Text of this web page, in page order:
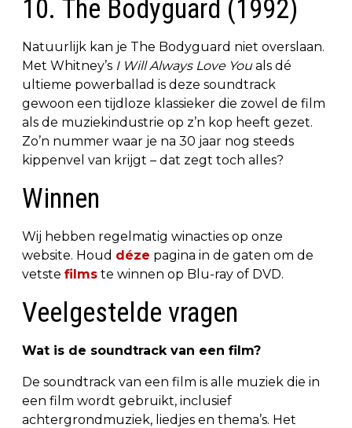
10. The Bodyguard (1992)
Natuurlijk kan je The Bodyguard niet overslaan.
Met Whitney’s I Will Always Love You als dé
ultieme powerballad is deze soundtrack
gewoon een tijdloze klassieker die zowel de film
als de muziekindustrie op z’n kop heeft gezet.
Zo’n nummer waar je na 30 jaar nog steeds
kippenvel van krijgt – dat zegt toch alles?
Winnen
Wij hebben regelmatig winacties op onze
website. Houd déze pagina in de gaten om de
vetste films te winnen op Blu-ray of DVD.
Veelgestelde vragen
Wat is de soundtrack van een film?
De soundtrack van een film is alle muziek die in
een film wordt gebruikt, inclusief
achtergrondmuziek, liedjes en thema’s. Het